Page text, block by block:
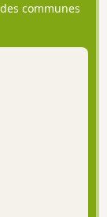
communes